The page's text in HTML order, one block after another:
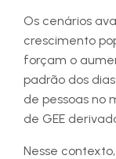
Os cenários
crescimento
forçam o
padrão dos
de pessoas no
de GEE
Nesse